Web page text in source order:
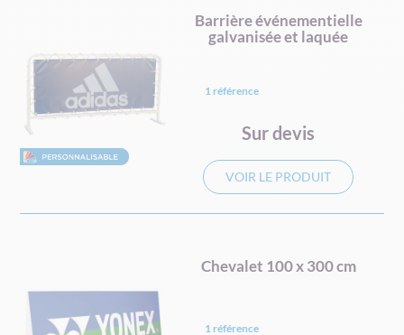
Barrière événementielle
galvanisée et laquée
1 référence
Sur devis
VOIR LE PRODUIT
Chevalet 100 x 300 cm
1 référence